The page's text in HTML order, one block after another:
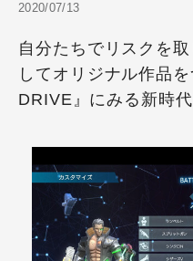
2020/07/13
自分たちでリスクを
してオリジナル作品
DRIVE』にみる新時